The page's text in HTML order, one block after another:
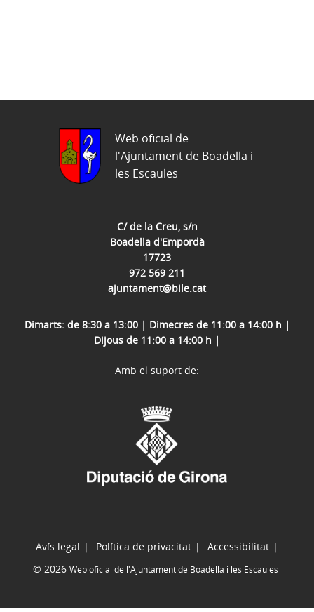
C/ de la Creu, s/n
Boadella d'Empordà
17723
972 569 211
ajuntament@bile.cat
Dimarts: de 8:30 a 13:00 | Dimecres de 11:00 a 14:00 h |
Dijous de 11:00 a 14:00 h |
Web oficial de
l'Ajuntament de Boadella i
les Escaules
Avís legal Política de privacitat
Accessibilitat
© 2026 Web oficial de l'Ajuntament de Boadella i les Escaules
Amb el suport de: